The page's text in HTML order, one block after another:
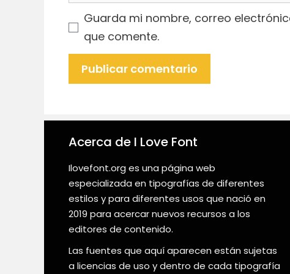
Guarda mi nombre, correo
que comente.
Acerca de I Love Font
Ilovefont.org es una página web
especializada en tipografías de diferentes
estilos y para diferentes usos que nació en
2019 para acercar nuevos recursos a los
editores de contenido.
Las fuentes que aquí aparecen están sujetas
a licencias de uso y dentro de cada tipografía